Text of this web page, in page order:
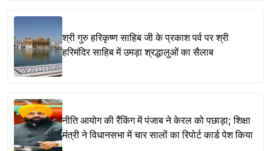
श्री गुरु हरिकृष्ण साहिब जी के प्रकाश पर्व पर श्री
हरिमंदिर साहिब में उमड़ा श्रद्धालुओं का सैलाब
नीति आयोग की रैंकिंग में पंजाब ने केरल को पछाड़ा; शिक्षा
मंत्री ने विधानसभा में चार सालों का रिपोर्ट कार्ड पेश किया